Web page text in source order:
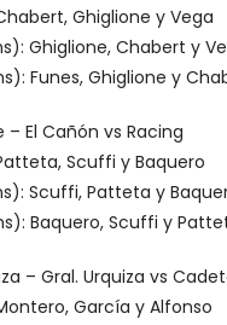
Ghiglione y Vega
Ghiglione, Chabert y
Funes, Ghiglione y
El Cañón vs Racing
Scuffi y Baquero
Scuffi, Patteta y
Baquero, Scuffi y
– Gral. Urquiza vs
García y Alfonso